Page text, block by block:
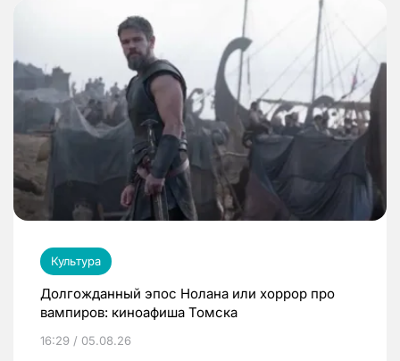
Культура
Долгожданный эпос Нолана или хоррор про
вампиров: киноафиша Томска
16:29 / 05.08.26